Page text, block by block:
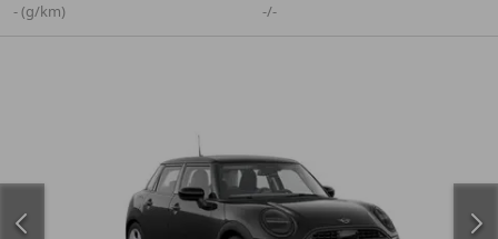
- (g/km)
-/-